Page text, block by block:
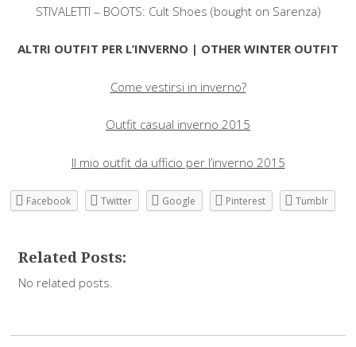
STIVALETTI – BOOTS: Cult Shoes (bought on Sarenza)
ALTRI OUTFIT PER L’INVERNO | OTHER WINTER OUTFIT
Come vestirsi in inverno?
Outfit casual inverno 2015
Il mio outfit da ufficio per l’inverno 2015
Facebook Twitter Google Pinterest Tumblr
Related Posts:
No related posts.